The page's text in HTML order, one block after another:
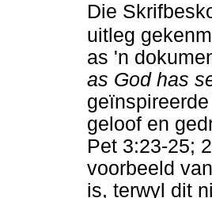
Die
uitleg
as 'n
as God has
geloof en
Pet 3:23-25;
voorbeeld
is, terwyl dit